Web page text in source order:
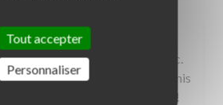
léger et lourd
parcours de formation, etc.
infos et nos conseils sur le permis
rapidement et facilement !
Tout accepter
Personnaliser